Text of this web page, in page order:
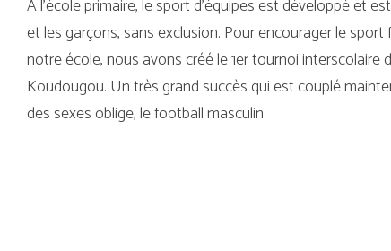
A l’école primaire, le sport d’équipes est développé et
et les garçons, sans exclusion. Pour encourager le
notre école, nous avons créé le 1er tournoi interscolaire
Koudougou. Un très grand succès qui est couplé
des sexes oblige, le football masculin.